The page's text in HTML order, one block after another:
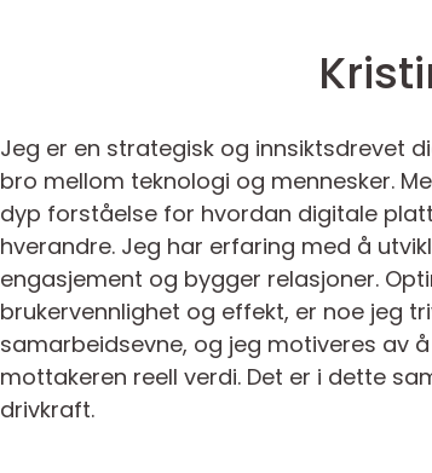
Jeg er en strategisk og innsiktsdrevet
bro mellom teknologi og mennesker.
dyp forståelse for hvordan digitale
hverandre. Jeg har erfaring med å
engasjement og bygger relasjoner.
brukervennlighet og effekt, er noe jeg
samarbeidsevne, og jeg motiveres av
mottakeren reell verdi. Det er i dette
drivkraft.